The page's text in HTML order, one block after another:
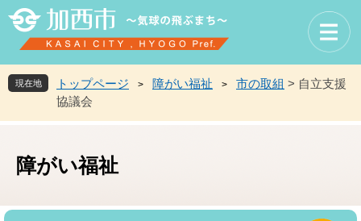
先
頭
を
飛
現在地 トップページ > 障がい福祉 > 市の取組 > 自立支援
協議会
障がい福祉
本